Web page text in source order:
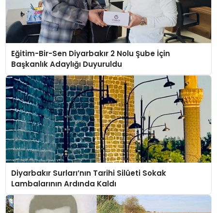
Eğitim-Bir-Sen Diyarbakır 2 Nolu Şube İçin
Başkanlık Adaylığı Duyuruldu
Diyarbakır Surları’nın Tarihi Silüeti Sokak
Lambalarının Ardında Kaldı